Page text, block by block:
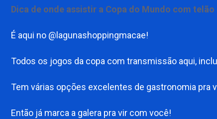
Dica de onde assistir a Copa do Mundo com telão
É aqui no @lagunashoppingmacae!
Todos os jogos da copa com transmissão aqui,
Tem várias opções excelentes de gastronomia pra
Então já marca a galera pra vir com você!